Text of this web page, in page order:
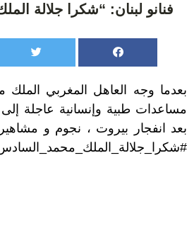
فنانو لبنان: “شكرا جلالة
بعدما وجه العاهل المغربي
مساعدات طبية وإنسانية عاجلة
بعد انفجار بيروت ، نجوم و